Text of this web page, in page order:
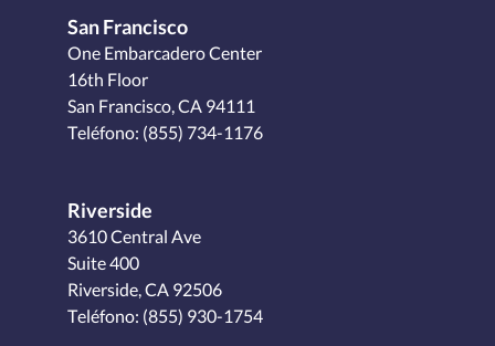
San Francisco
One Embarcadero Center
16th Floor
San Francisco, CA 94111
Teléfono: (855) 734-1176
Riverside
3610 Central Ave
Suite 400
Riverside, CA 92506
Teléfono: (855) 930-1754